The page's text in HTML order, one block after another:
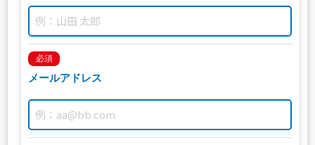
必須
メールアドレス